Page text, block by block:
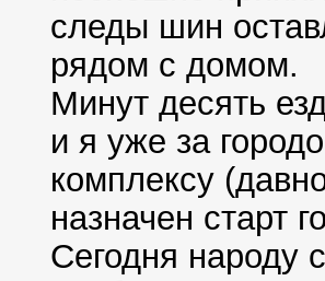
следы шин
рядом с домом.
Минут десять
и я уже за
комплексу
назначен старт
Сегодня народу